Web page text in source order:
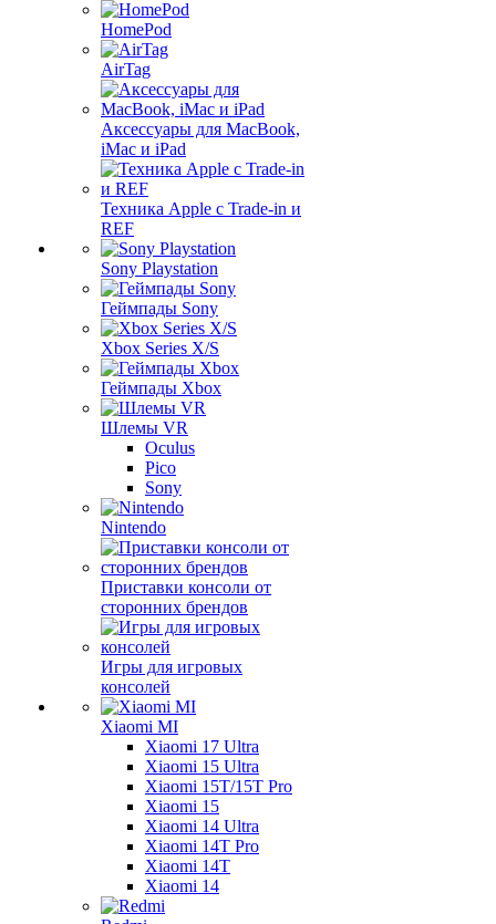
HomePod
AirTag
Аксессуары для MacBook,
iMac и iPad
Техника Apple с Trade-in и
REF
Sony Playstation
Геймпады Sony
Xbox Series X/S
Геймпады Xbox
Шлемы VR
Oculus
Pico
Sony
Nintendo
Приставки консоли от
сторонних брендов
Игры для игровых
консолей
Xiaomi MI
Xiaomi 17 Ultra
Xiaomi 15 Ultra
Xiaomi 15T/15T Pro
Xiaomi 15
Xiaomi 14 Ultra
Xiaomi 14T Pro
Xiaomi 14T
Xiaomi 14